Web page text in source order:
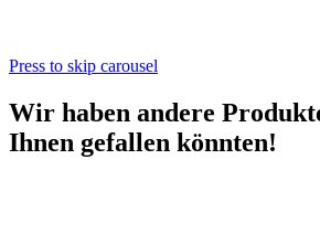
Press to skip carousel
Wir haben andere
Ihnen gefallen könnten!